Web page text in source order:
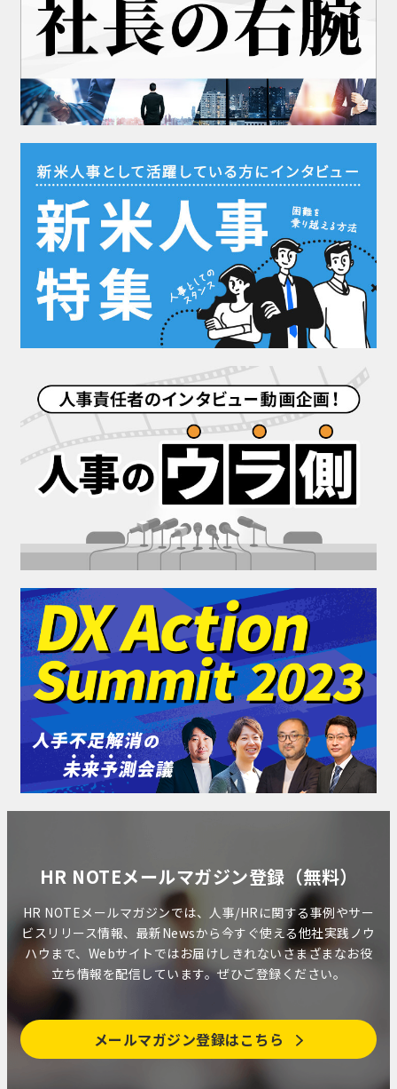
HR NOTEメールマガジン登録（無料）
HR NOTEメールマガジンでは、人事/HRに関する事例やサー
ビスリリース情報、最新Newsから今すぐ使える他社実践ノウ
ハウまで、Webサイトではお届けしきれないさまざまなお役
立ち情報を配信しています。ぜひご登録ください。
メールマガジン登録はこちら